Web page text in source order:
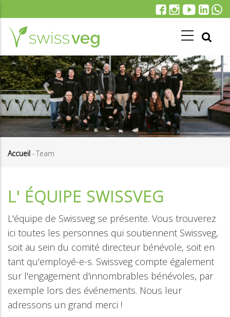
au
contenu
principal
d'Ariane
Accueil -Team
L' ÉQUIPE SWISSVEG
L'équipe de Swissveg se présente. Vous trouverez
ici toutes les personnes qui soutiennent Swissveg,
soit au sein du comité directeur bénévole, soit en
tant qu'employé-e-s. Swissveg compte également
sur l'engagement d'innombrables bénévoles, par
exemple lors des événements. Nous leur
adressons un grand merci !